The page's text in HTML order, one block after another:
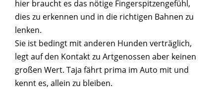
hier braucht es das nötige Fingerspitzengefühl,
dies zu erkennen und in die richtigen Bahnen zu
lenken.
Sie ist bedingt mit anderen Hunden verträglich,
legt auf den Kontakt zu Artgenossen aber keinen
großen Wert. Taja fährt prima im Auto mit und
kennt es, allein zu bleiben.